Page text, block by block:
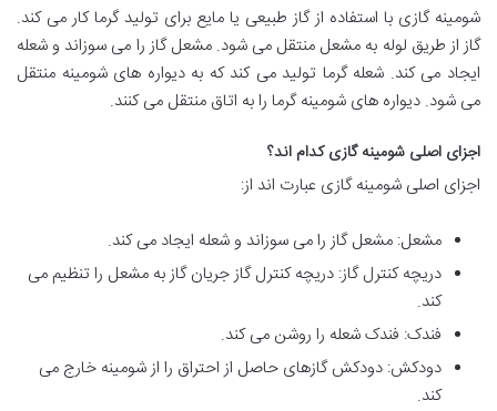
شومینه گازی با استفاده از گاز طبیعی یا مایع برای تولید گرما کار می کند.
گاز از طریق لوله به مشعل منتقل می شود. مشعل گاز را می سوزاند و شعله
ایجاد می کند. شعله گرما تولید می کند که به دیواره های شومینه منتقل
می شود. دیواره های شومینه گرما را به اتاق منتقل می کنند.
اجزای اصلی شومینه گازی کدام اند؟
اجزای اصلی شومینه گازی عبارت اند از:
مشعل: مشعل گاز را می سوزاند و شعله ایجاد می کند.
دریچه کنترل گاز: دریچه کنترل گاز جریان گاز به مشعل را تنظیم می
کند.
فندک: فندک شعله را روشن می کند.
دودکش: دودکش گازهای حاصل از احتراق را از شومینه خارج می
کند.